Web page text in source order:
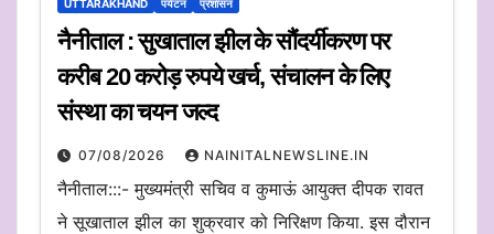
UTTARAKHAND पर्यटन प्रशासन
नैनीताल : सुखाताल झील के सौंदर्यीकरण पर
करीब 20 करोड़ रुपये खर्च, संचालन के लिए
संस्था का चयन जल्द
07/08/2026 NAINITALNEWSLINE.IN
नैनीताल:::- मुख्यमंत्री सचिव व कुमाऊं आयुक्त दीपक रावत
ने सूखाताल झील का शुक्रवार को निरिक्षण किया. इस दौरान